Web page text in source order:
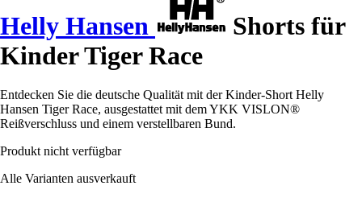
Helly Hansen
Shorts für
Kinder Tiger Race
Entdecken Sie die deutsche Qualität mit der Kinder-Short Helly
Hansen Tiger Race, ausgestattet mit dem YKK VISLON®
Reißverschluss und einem verstellbaren Bund.
Produkt nicht verfügbar
Alle Varianten ausverkauft